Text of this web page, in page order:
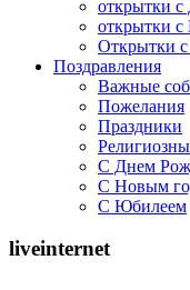
открытки
открытки
Открытки
Поздравления
Важные
Пожелания
Праздники
С Днем
С Новым
С Юбилеем
liveinternet